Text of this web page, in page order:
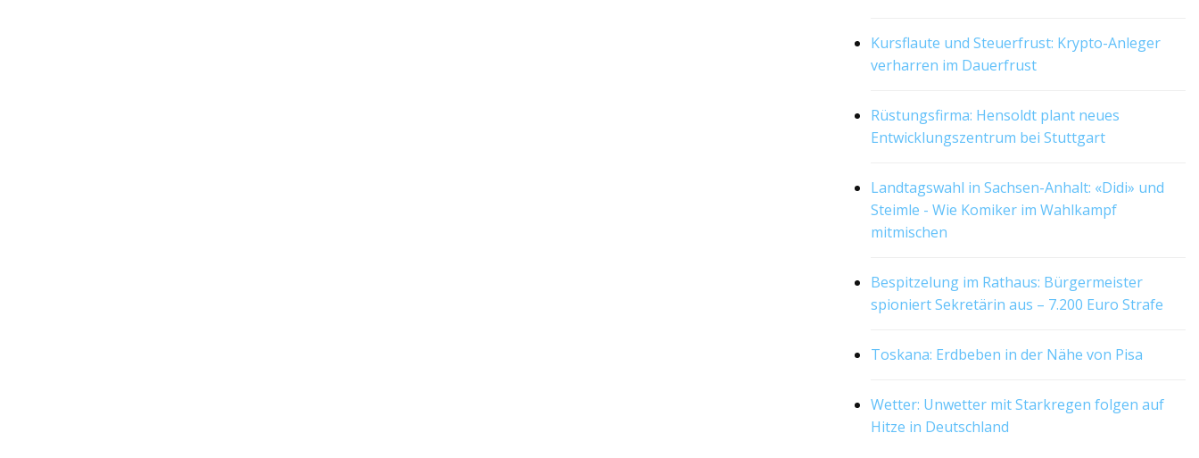
Kursflaute und Steuerfrust: Krypto-Anleger
verharren im Dauerfrust
Rüstungsfirma: Hensoldt plant neues
Entwicklungszentrum bei Stuttgart
Landtagswahl in Sachsen-Anhalt: «Didi» und
Steimle - Wie Komiker im Wahlkampf
mitmischen
Bespitzelung im Rathaus: Bürgermeister
spioniert Sekretärin aus – 7.200 Euro Strafe
Toskana: Erdbeben in der Nähe von Pisa
Wetter: Unwetter mit Starkregen folgen auf
Hitze in Deutschland